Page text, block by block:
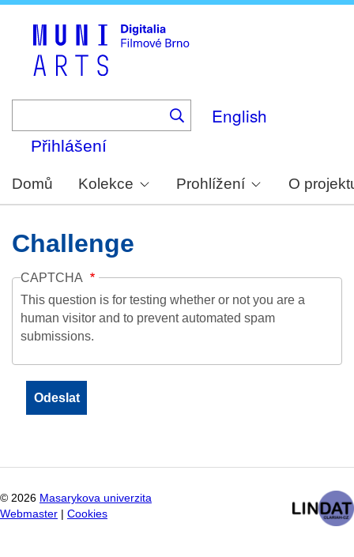
English
Přihlášení
Domů Kolekce Prohlížení O
Challenge
CAPTCHA
This question is for testing whether or not you are a
human visitor and to prevent automated spam
submissions.
© 2026 Masarykova univerzita
Webmaster
Cookies